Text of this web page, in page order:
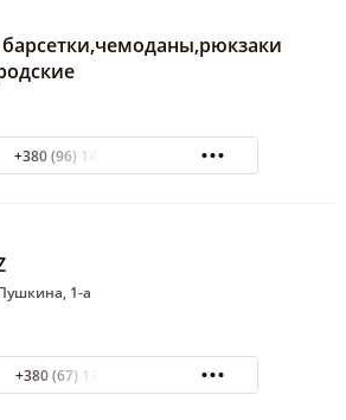
+380 (96) 141-63-54
1-а
+380 (67) 138 86 23